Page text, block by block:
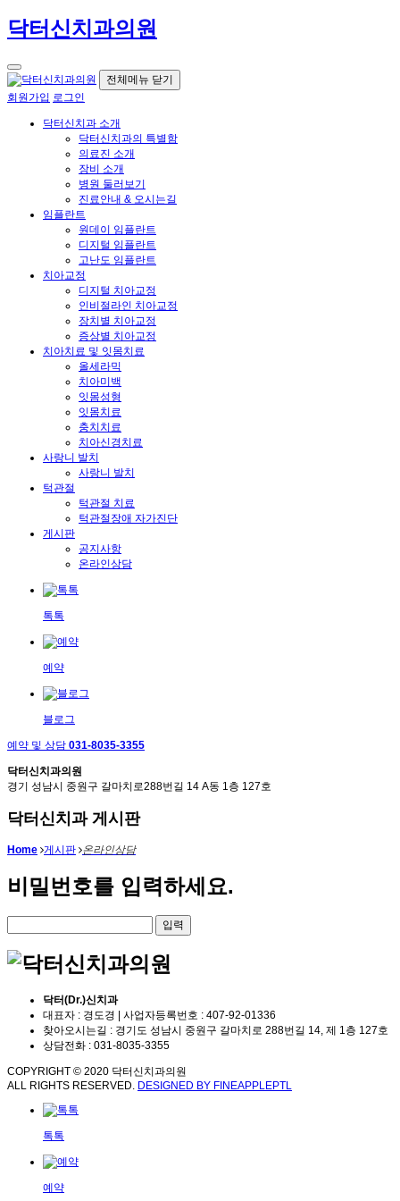
닥터신치과의원
전체메뉴 닫기
회원가입 로그인
닥터신치과 소개
닥터신치과의 특별함
의료진 소개
장비 소개
병원 둘러보기
진료안내 & 오시는길
임플란트
원데이 임플란트
디지털 임플란트
고난도 임플란트
치아교정
디지털 치아교정
인비절라인 치아교정
장치별 치아교정
증상별 치아교정
치아치료 및 잇몸치료
올세라믹
치아미백
잇몸성형
잇몸치료
충치치료
치아신경치료
사랑니 발치
사랑니 발치
턱관절
턱관절 치료
턱관절장애 자가진단
게시판
공지사항
온라인상담
톡톡
예약
블로그
예약 및 상담 031-8035-3355
닥터신치과의원
경기 성남시 중원구 갈마치로288번길 14 A동 1층 127호
닥터신치과 게시판
Home 게시판 온라인상담
비밀번호를 입력하세요.
닥터(Dr.)신치과
대표자 : 경도경 | 사업자등록번호 : 407-92-01336
찾아오시는길 : 경기도 성남시 중원구 갈마치로 288번길 14, 제 1층 127호
상담전화 : 031-8035-3355
COPYRIGHT © 2020 닥터신치과의원
ALL RIGHTS RESERVED. DESIGNED BY FINEAPPLEPTL
톡톡
예약